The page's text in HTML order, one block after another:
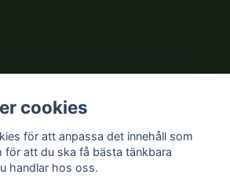
cookies
för att anpassa det innehåll som
för att du ska få bästa tänkbara
handlar hos oss.